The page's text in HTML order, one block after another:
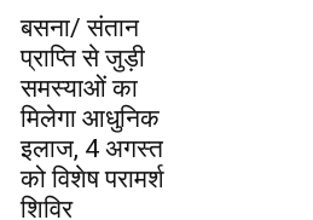
बसना/ संतान
प्राप्ति से जुड़ी
समस्याओं का
मिलेगा आधुनिक
इलाज, 4 अगस्त
को विशेष परामर्श
शिविर